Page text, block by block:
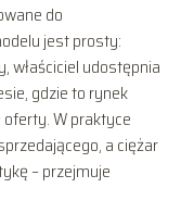
do
jest prosty:
właściciel udostępnia
gdzie to rynek
W praktyce
a ciężar
– przejmuje